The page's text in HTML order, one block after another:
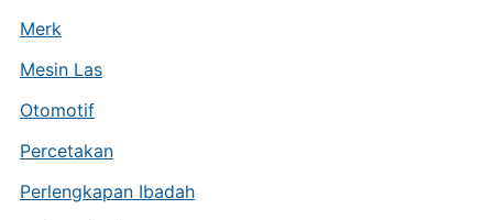
Merk
Mesin Las
Otomotif
Percetakan
Perlengkapan Ibadah